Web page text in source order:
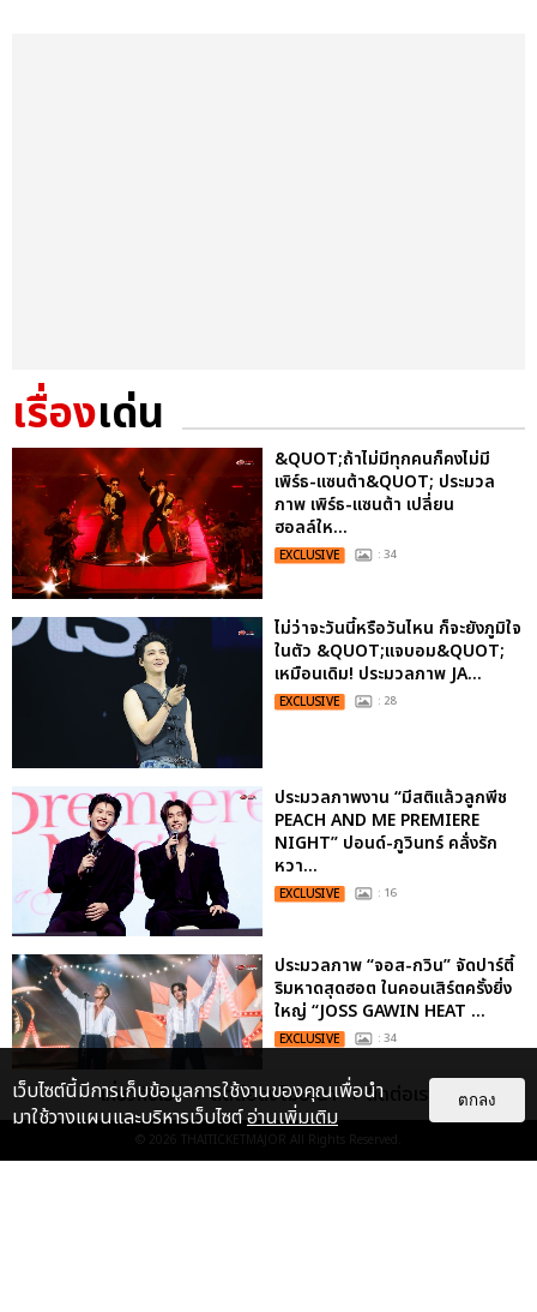
เรื่องเด่น
&QUOT;ถ้าไม่มีทุกคนก็คงไม่มี
เพิร์ธ-แซนต้า&QUOT; ประมวล
ภาพ เพิร์ธ-แซนต้า เปลี่ยน
ฮอลล์ให...
EXCLUSIVE : 34
ไม่ว่าจะวันนี้หรือวันไหน ก็จะยังภูมิใจ
ในตัว &QUOT;แจบอม&QUOT;
เหมือนเดิม! ประมวลภาพ JA...
EXCLUSIVE : 28
ประมวลภาพงาน “มีสติแล้วลูกพีช
PEACH AND ME PREMIERE
NIGHT” ปอนด์-ภูวินทร์ คลั่งรัก
หวา...
EXCLUSIVE : 16
ประมวลภาพ “จอส-กวิน” จัดปาร์ตี้
ริมหาดสุดฮอต ในคอนเสิร์ตครั้งยิ่ง
ใหญ่ “JOSS GAWIN HEAT ...
EXCLUSIVE : 34
“ช่วงเวลาที่ไม่ได้เจอกันพิสูจน์แล้วว่า
รักแท้จะไม่มีวันจางหาย” ประมวล
เกี่ยวกับเรา ติดต่อลงโฆษณา ติดต่อเรา
© 2026 THAITICKETMAJOR All Rights Reserved.
เว็บไซต์นี้มีการเก็บข้อมูลการใช้งานของคุณเพื่อนำ
มาใช้วางแผนและบริหารเว็บไซต์อ่านเพิ่มเติม
ตกลง